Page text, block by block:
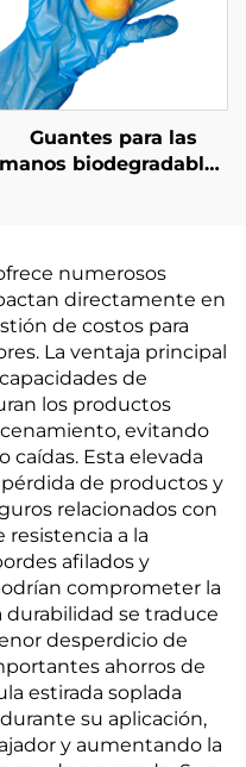
Guantes para las
manos biodegradables
almidón de maíz
numerosos
directamente en
de costos para
La ventaja principal
de
los productos
evitando
caídas. Esta elevada
de productos y
relacionados con
resistencia a la
afilados y
comprometer la
se traduce
desperdicio de
ahorros de
estirada soplada
su aplicación,
y aumentando la